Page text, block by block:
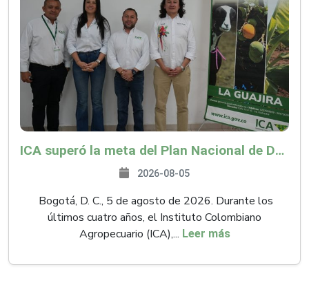
ICA superó la meta del Plan Nacional de Desarrollo y abrió 61 mercados internacionales
2026-08-05
Bogotá, D. C., 5 de agosto de 2026. Durante los
últimos cuatro años, el Instituto Colombiano
Agropecuario (ICA),... Leer más